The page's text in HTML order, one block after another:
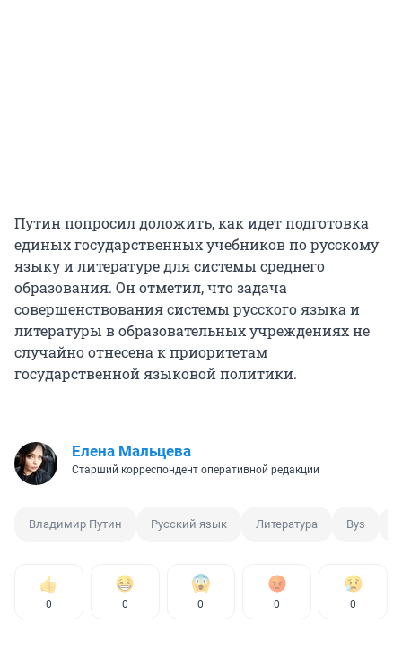
Путин попросил доложить, как идет подготовка
единых государственных учебников по русскому
языку и литературе для системы среднего
образования. Он отметил, что задача
совершенствования системы русского языка и
литературы в образовательных учреждениях не
случайно отнесена к приоритетам
государственной языковой политики.
Елена Мальцева
Старший корреспондент оперативной редакции
Владимир Путин Русский язык Литература Вуз
0 0 0 0 0